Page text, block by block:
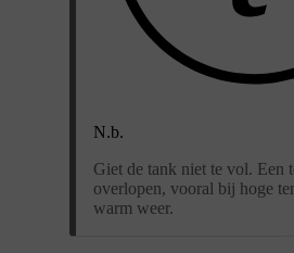
N.b.
Giet de tank niet te vol. Een
overlopen, vooral bij hoge
warm weer.